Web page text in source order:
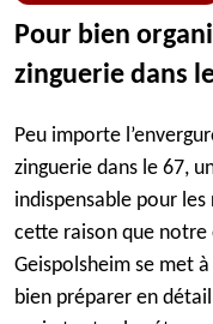
Pour bien
zinguerie dans
Peu importe
zinguerie dans le 67,
indispensable pour
cette raison que notre
Geispolsheim se met
bien préparer en